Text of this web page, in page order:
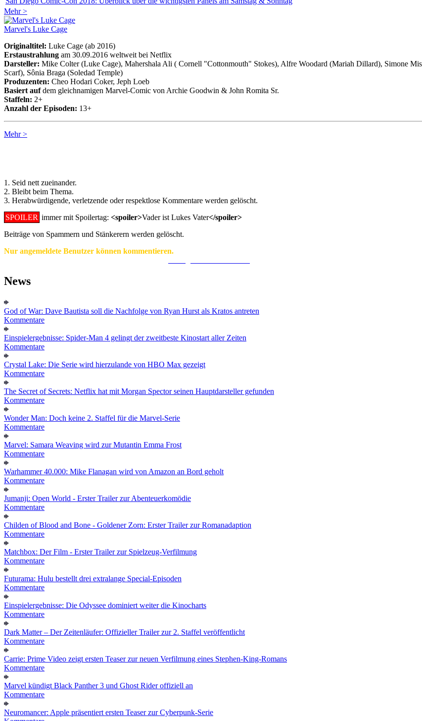
Mehr >
Marvel's Luke Cage
Originaltitel: Luke Cage (ab 2016)
Erstaustrahlung am 30.09.2016 weltweit bei Netflix
Darsteller: Mike Colter (Luke Cage), Mahershala Ali ( Cornell "Cottonmouth" Stokes), Alfre Woodard (Mariah Dillard), Simone
Scarf), Sônia Braga (Soledad Temple)
Produzenten: Cheo Hodari Coker, Jeph Loeb
Basiert aufdem gleichnamigen Marvel-Comic von Archie Goodwin & John Romita Sr.
Staffeln: 2+
Anzahl der Episoden: 13+
Mehr >
1. Seid nett zueinander.
2. Bleibt beim Thema.
3. Herabwürdigende, verletzende oder respektlose Kommentare werden gelöscht.
SPOILER immer mit Spoilertag: <spoiler>Vader ist Lukes Vater</spoiler>
Beiträge von Spammern und Stänkerern werden gelöscht.
Nur angemeldete Benutzer können kommentieren.
News
God of War: Dave Bautista soll die Nachfolge von Ryan Hurst als Kratos antreten
Kommentare
Einspielergebnisse: Spider-Man 4 gelingt der zweitbeste Kinostart aller Zeiten
Kommentare
Crystal Lake: Die Serie wird hierzulande von HBO Max gezeigt
Kommentare
The Secret of Secrets: Netflix hat mit Morgan Spector seinen Hauptdarsteller gefunden
Kommentare
Wonder Man: Doch keine 2. Staffel für die Marvel-Serie
Kommentare
Marvel: Samara Weaving wird zur Mutantin Emma Frost
Kommentare
Warhammer 40.000: Mike Flanagan wird von Amazon an Bord geholt
Kommentare
Jumanji: Open World - Erster Trailer zur Abenteuerkomödie
Kommentare
Childen of Blood and Bone - Goldener Zorn: Erster Trailer zur Romanadaption
Kommentare
Matchbox: Der Film - Erster Trailer zur Spielzeug-Verfilmung
Kommentare
Futurama: Hulu bestellt drei extralange Special-Episoden
Kommentare
Einspielergebnisse: Die Odyssee dominiert weiter die Kinocharts
Kommentare
Dark Matter – Der Zeitenläufer: Offizieller Trailer zur 2. Staffel veröffentlicht
Kommentare
Carrie: Prime Video zeigt ersten Teaser zur neuen Verfilmung eines Stephen-King-Romans
Kommentare
Marvel kündigt Black Panther 3 und Ghost Rider offiziell an
Kommentare
Neuromancer: Apple präsentiert ersten Teaser zur Cyberpunk-Serie